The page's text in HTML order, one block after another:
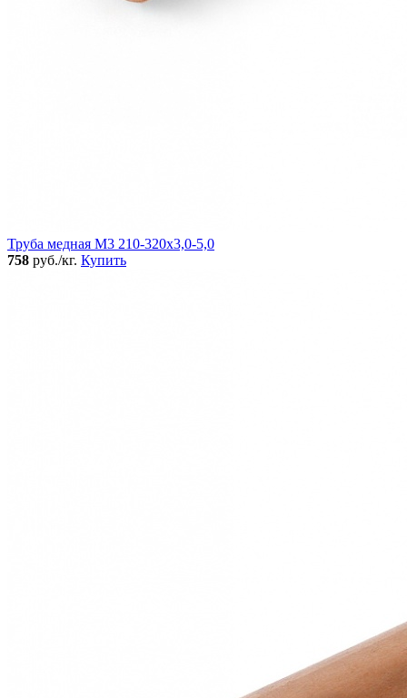
Труба медная М3 210-320х3,0-5,0
758 руб./кг. Купить